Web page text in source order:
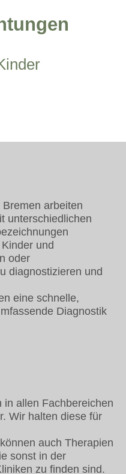
arbeiten
unterschiedlichen
und
oder
diagnostizieren und
eine schnelle,
Diagnostik
in allen Fachbereichen
Wir halten diese für
auch Therapien
sonst in der
zu finden sind.